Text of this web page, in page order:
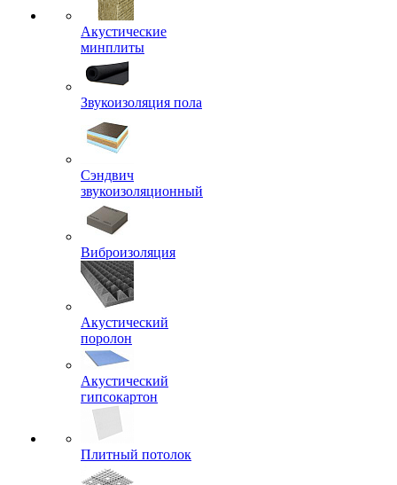
Акустические
минплиты
Звукоизоляция пола
Сэндвич
звукоизоляционный
Виброизоляция
Акустический
поролон
Акустический
гипсокартон
Плитный потолок